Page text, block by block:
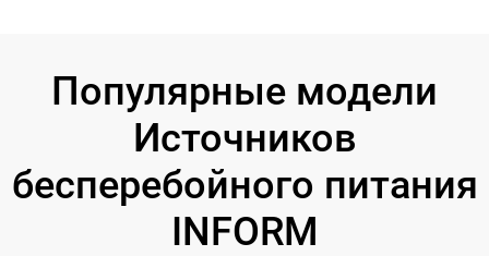
Популярные модели
Источников
бесперебойного питания
INFORM